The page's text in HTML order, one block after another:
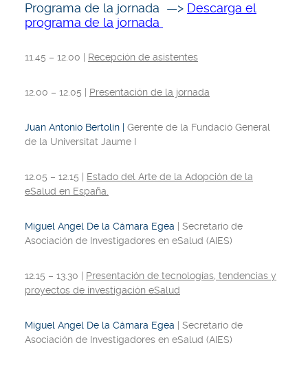
Programa de la jornada —> Descarga el
programa de la jornada
11.45 – 12.00 | Recepción de asistentes
12.00 – 12.05 | Presentación de la jornada
Juan Antonio Bertolín | Gerente de la Fundació General
de la Universitat Jaume I
12.05 – 12.15 | Estado del Arte de la Adopción de la
eSalud en España.
Miguel Angel De la Cámara Egea | Secretario de
Asociación de Investigadores en eSalud (AIES)
12.15 – 13.30 | Presentación de tecnologías, tendencias y
proyectos de investigación eSalud
Miguel Angel De la Cámara Egea | Secretario de
Asociación de Investigadores en eSalud (AIES)